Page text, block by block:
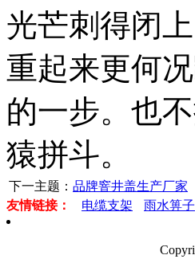
光芒刺得闭
重起来更何
的一步。也
猿拼斗。
下一主题： 品牌窨井盖生产厂家
友情链接：
电缆支架 雨水箅子